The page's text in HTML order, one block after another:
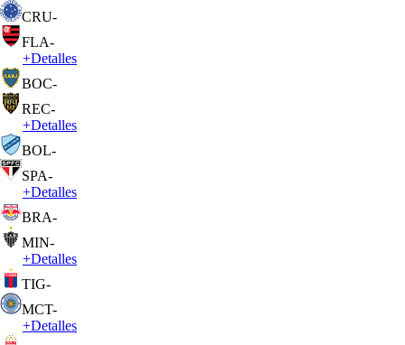
CRU-
FLA-
+Detalles
BOC-
REC-
+Detalles
BOL-
SPA-
+Detalles
BRA-
MIN-
+Detalles
TIG-
MCT-
+Detalles